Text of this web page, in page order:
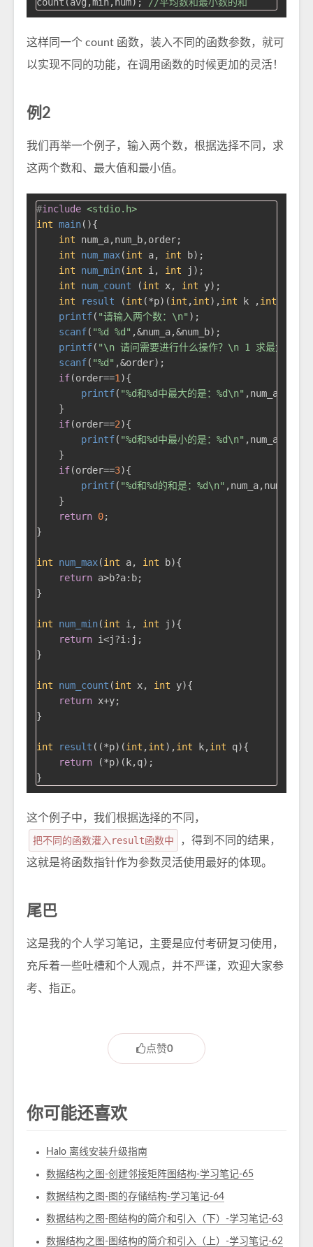
这样同一个 count 函数，装入不同的函数参数，就可
以实现不同的功能，在调用函数的时候更加的灵活！
例2
我们再举一个例子，输入两个数，根据选择不同，求
这两个数和、最大值和最小值。
#include <stdio.h>
int main(){
int num_a,num_b,order;
int
num_max(int a, int b) ;
int
num_min(int i, int j) ;
int
num_count (int x, int y) ;
int
result (int (*p)(int ,int),int k ,int
printf( "请输入两个数：\n" );
scanf( "%d %d" ,&num_a,&num_b);
printf( "\n 请问需要进行什么操作？\n 1 求最大值
scanf( "%d" ,&order);
if(order==1 ){
printf( "%d和%d中最大的是：%d\n"
    }
if(order==2){
printf( "%d和%d中最小的是：%d\n"
    }
if(order==3){
printf( "%d和%d的和是：%d\n"
    }
return 0;
}
int num_max(int a, int b){
return a>b?a:b;
}
int num_min(int i, int j){
return i<j?i:j;
}
int num_count (int x, int y){
return x+y;
}
int result ((*p)(int ,int),int k,int q){
return (*p)(k,q);
这个例子中，我们根据选择的不同，
把不同的函数灌入result函数中
，得到不同的结果，
这就是将函数指针作为参数灵活使用最好的体现。
尾巴
这是我的个人学习笔记，主要是应付考研复习使用，
充斥着一些吐槽和个人观点，并不严谨，欢迎大家参
考、指正。
点赞0
你可能还喜欢
Halo 离线安装升级指南
数据结构之图-创建邻接矩阵图结构-学习笔记-65
数据结构之图-图的存储结构-学习笔记-64
数据结构之图-图结构的简介和引入（下）-学习笔记-63
数据结构之图-图结构的简介和引入（上）-学习笔记-62